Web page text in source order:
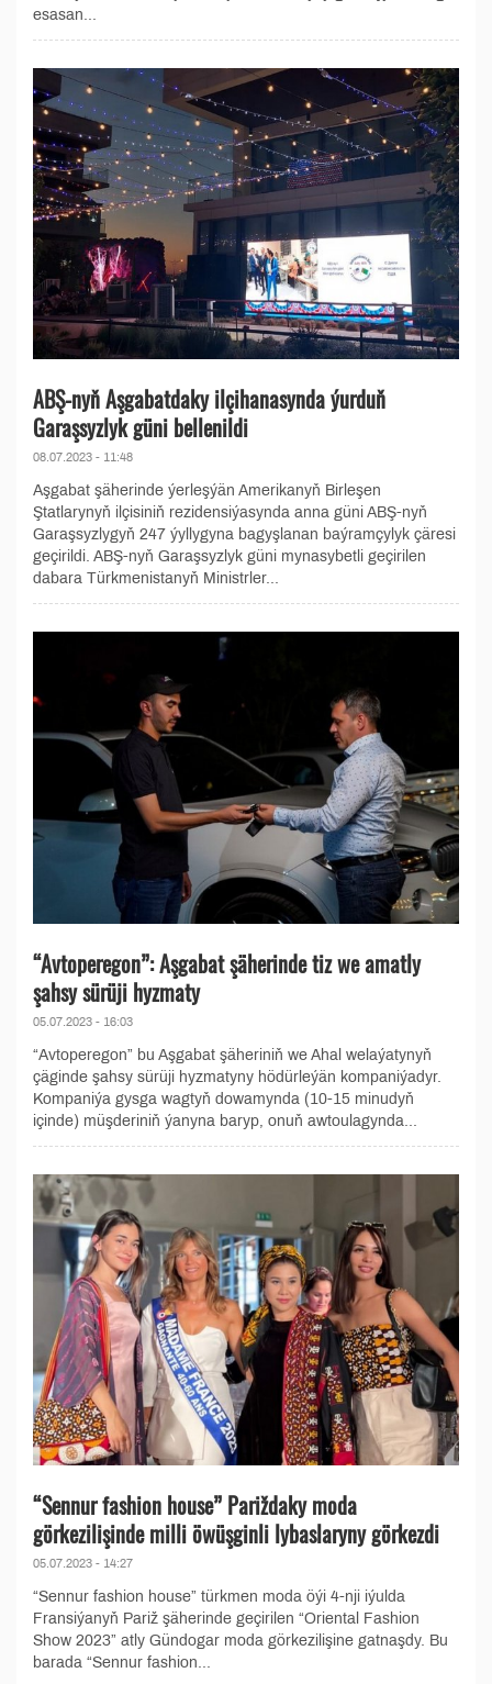
esasan...
ABŞ-nyň Aşgabatdaky ilçihanasynda ýurduň
Garaşsyzlyk güni bellenildi
08.07.2023 - 11:48
Aşgabat şäherinde ýerleşýän Amerikanyň Birleşen
Ştatlarynyň ilçisiniň rezidensiýasynda anna güni ABŞ-nyň
Garaşsyzlygyň 247 ýyllygyna bagyşlanan baýramçylyk çäresi
geçirildi. ABŞ-nyň Garaşsyzlyk güni mynasybetli geçirilen
dabara Türkmenistanyň Ministrler...
“Avtoperegon”: Aşgabat şäherinde tiz we amatly
şahsy sürüji hyzmaty
05.07.2023 - 16:03
“Avtoperegon” bu Aşgabat şäheriniň we Ahal welaýatynyň
çäginde şahsy sürüji hyzmatyny hödürleýän kompaniýadyr.
Kompaniýa gysga wagtyň dowamynda (10-15 minudyň
içinde) müşderiniň ýanyna baryp, onuň awtoulagynda...
“Sennur fashion house” Pariždaky moda
görkezilişinde milli öwüşginli lybaslaryny görkezdi
05.07.2023 - 14:27
“Sennur fashion house” türkmen moda öýi 4-nji iýulda
Fransiýanyň Pariž şäherinde geçirilen “Oriental Fashion
Show 2023” atly Gündogar moda görkezilişine gatnaşdy. Bu
barada “Sennur fashion...